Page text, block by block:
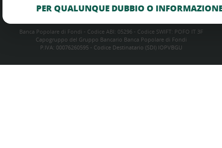
Rivedi le tue scelte
Banca Popolare di Fondi - Codice ABI: 05296 - Codice SWIFT: POFO IT 3F
Capogruppo del Gruppo Bancario Banca Popolare di Fondi
P.IVA: 00076260595 - Codice Destinatario (SDI) IOPVBGU
PER QUALUNQUE DUBBIO O